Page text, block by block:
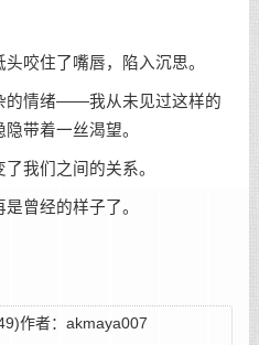
咬住了嘴唇，陷入沉思。
的情绪——我从未见过这样的
带着一丝渴望。
我们之间的关系。
曾经的样子了。
作者：akmaya007